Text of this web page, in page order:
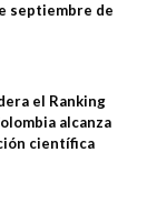
septiembre de
el Ranking
alcanza
científica